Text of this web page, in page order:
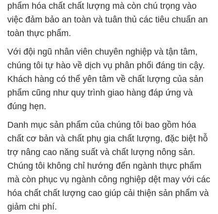
chúng tôi tự hào về dịch vụ phân phối đáng tin cậy.
Khách hàng có thể yên tâm về chất lượng của sản
phẩm cũng như quy trình giao hàng đáp ứng và
đúng hẹn.
Danh mục sản phẩm của chúng tôi bao gồm hóa
chất cơ bản và chất phụ gia chất lượng, đặc biệt hỗ
trợ nâng cao năng suất và chất lượng nông sản.
Chúng tôi không chỉ hướng đến ngành thực phẩm
mà còn phục vụ ngành công nghiệp dệt may với các
hóa chất chất lượng cao giúp cải thiện sản phẩm và
giảm chi phí.
Chúng tôi cam kết chỉ cung cấp những sản phẩm đã
được chứng nhận và kiểm tra kỹ lưỡng, đảm bảo an
toàn và hiệu quả tối đa trong quá trình sử dụng. Đắc
Trường Phát không chỉ là nhà cung cấp hóa chất